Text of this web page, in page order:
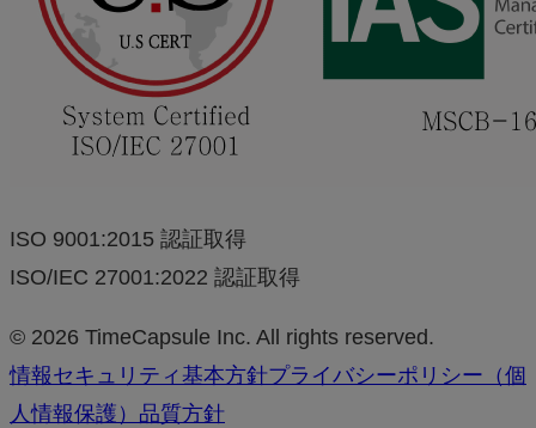
ISO 9001:2015 認証取得
ISO/IEC 27001:2022 認証取得
© 2026 TimeCapsule Inc. All rights reserved.
情報セキュリティ基本方針プライバシーポリシー（個
人情報保護） 品質方針